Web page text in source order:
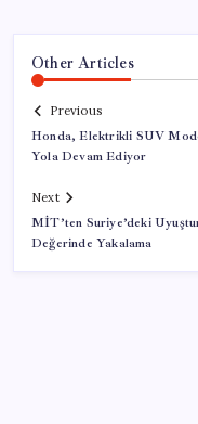
Other Articles
Previous
Honda, Elektrikli SUV
Yola Devam Ediyor
Next
MİT’ten Suriye’deki
Değerinde Yakalama